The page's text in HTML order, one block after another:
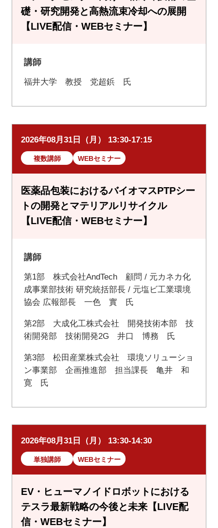
礎・研究開発と高熱流束冷却への展開
【LIVE配信・WEBセミナー】
講師
福井大学 教授 党超鋲 氏
2026年08月31日（月） 13:30-17:15
複数講師 WEBセミナー
医薬品包装におけるバイオマスPTPシー
トの開発とマテリアルリサイクル
【LIVE配信・WEBセミナー】
講師
第1部 株式会社AndTech 顧問 / 元カネカ化
成事業部技術 研究統括部長 / 元塩ビ工業環境
協会 広報部長 一色 實 氏
第2部 大成化工株式会社 開発技術本部 技
術開発部 技術開発2G 井口 博務 氏
第3部 松田産業株式会社 環境ソリューショ
ン事業部 企画推進部 担当課長 亀井 和
寛 氏
2026年08月31日（月） 13:30-14:30
単独講師 WEBセミナー
EV・ヒューマノイドロボットにおける
テスラ最新戦略の今後と未来【LIVE配
信・WEBセミナー】